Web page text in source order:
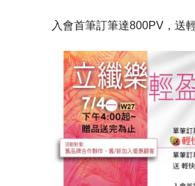
入會首筆訂筆達800PV，送